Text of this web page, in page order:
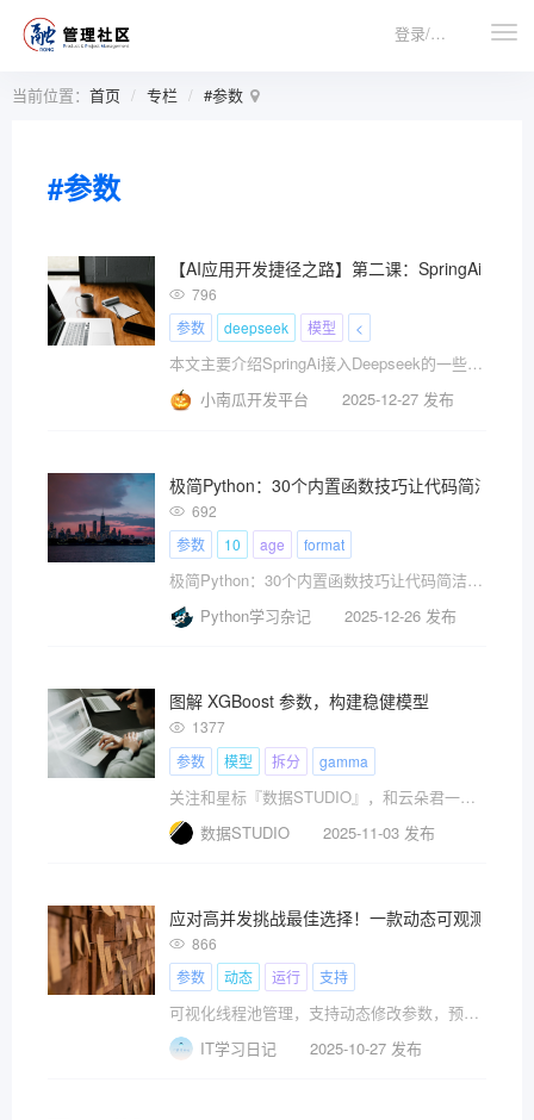
登录/注册
当前位置： 首页 专栏 #参数
#参数
【AI应用开发捷径之路】第二课：SpringAi接入
796
参数
deepseek 模型 <
本文主要介绍SpringAi接入Deepseek的一些核心及参数：\x0d\x0a1、接入和配置步骤\x0d\x0a2、模型通用参数详解\x0d\x0a3、deepseek深度思考及流式输出\x0d\x0a4、请求deepseek大模型的通信原理
小南瓜开发平台
2025-12-27 发布
极简Python：30个内置函数技巧让代码简洁而优
692
参数
10 age format
极简Python：30个内置函数技巧让代码简洁而优雅内置函数（Built-in Functions）无需导入
Python学习杂记
2025-12-26 发布
图解 XGBoost 参数，构建稳健模型
1377
参数
模型 拆分 gamma
关注和星标『数据STUDIO』，和云朵君一起学习数据分析与挖掘！
数据STUDIO
2025-11-03 发布
应对高并发挑战最佳选择！一款动态可观测线程
866
参数
动态 运行 支持
可视化线程池管理，支持动态修改参数，预警通知！
IT学习日记
2025-10-27 发布